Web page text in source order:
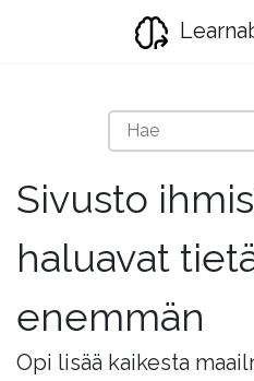
Sivusto
haluavat
enemmän
Opi lisää kaikesta